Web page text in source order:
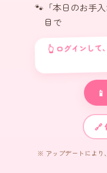
「本日のお手
目で
👆 ログインし
🔗
※ アップデートにより